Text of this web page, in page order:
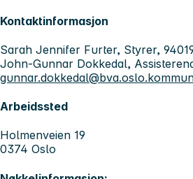
Kontaktinformasjon
Sarah Jennifer Furter, Styrer,
John-Gunnar Dokkedal,
Arbeidssted
Holmenveien 19
0374 Oslo